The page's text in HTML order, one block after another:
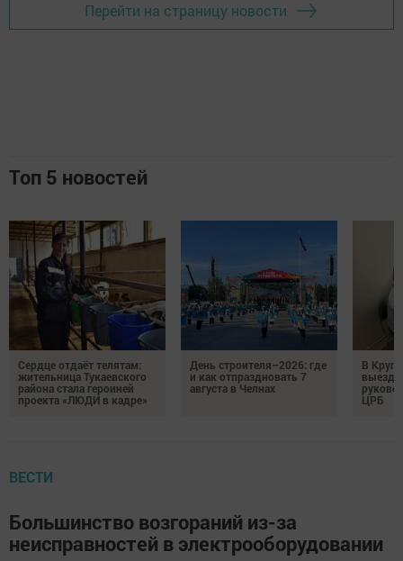
Перейти на страницу новости
Топ 5 новостей
Сердце отдаёт телятам:
жительница Тукаевского
района стала героиней
проекта «ЛЮДИ в кадре»
День строителя–2026: где
и как отпраздновать 7
августа в Челнах
В
ЦРБ
ВЕСТИ
Большинство возгораний из-за
неисправностей в электрооборудовании